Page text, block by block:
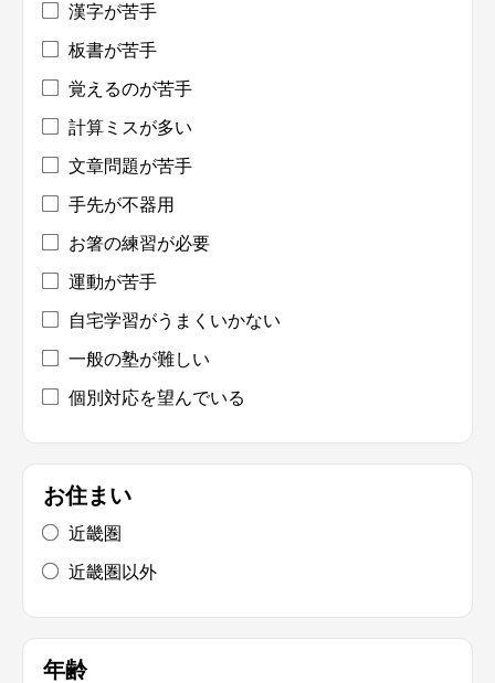
漢字が苦手
板書が苦手
覚えるのが苦手
計算ミスが多い
文章問題が苦手
手先が不器用
お箸の練習が必要
運動が苦手
自宅学習がうまくいかない
一般の塾が難しい
個別対応を望んでいる
お住まい
近畿圏
近畿圏以外
年齢